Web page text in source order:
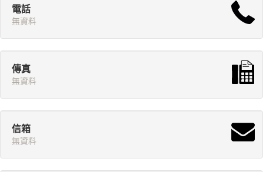
電話
無資料
傳真
無資料
信箱
無資料